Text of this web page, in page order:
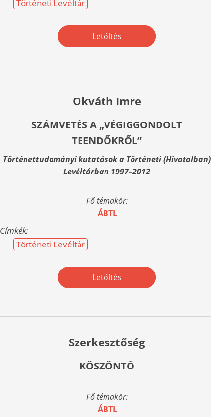
Történeti Levéltár
Letöltés
Okváth Imre
SZÁMVETÉS A „VÉGIGGONDOLT
TEENDŐKRŐL”
Történettudományi kutatások a Történeti (Hivatalban)
Levéltárban 1997–2012
Fő témakör:
ÁBTL
Címkék:
Történeti Levéltár
Letöltés
Szerkesztőség
KÖSZÖNTŐ
Fő témakör:
ÁBTL